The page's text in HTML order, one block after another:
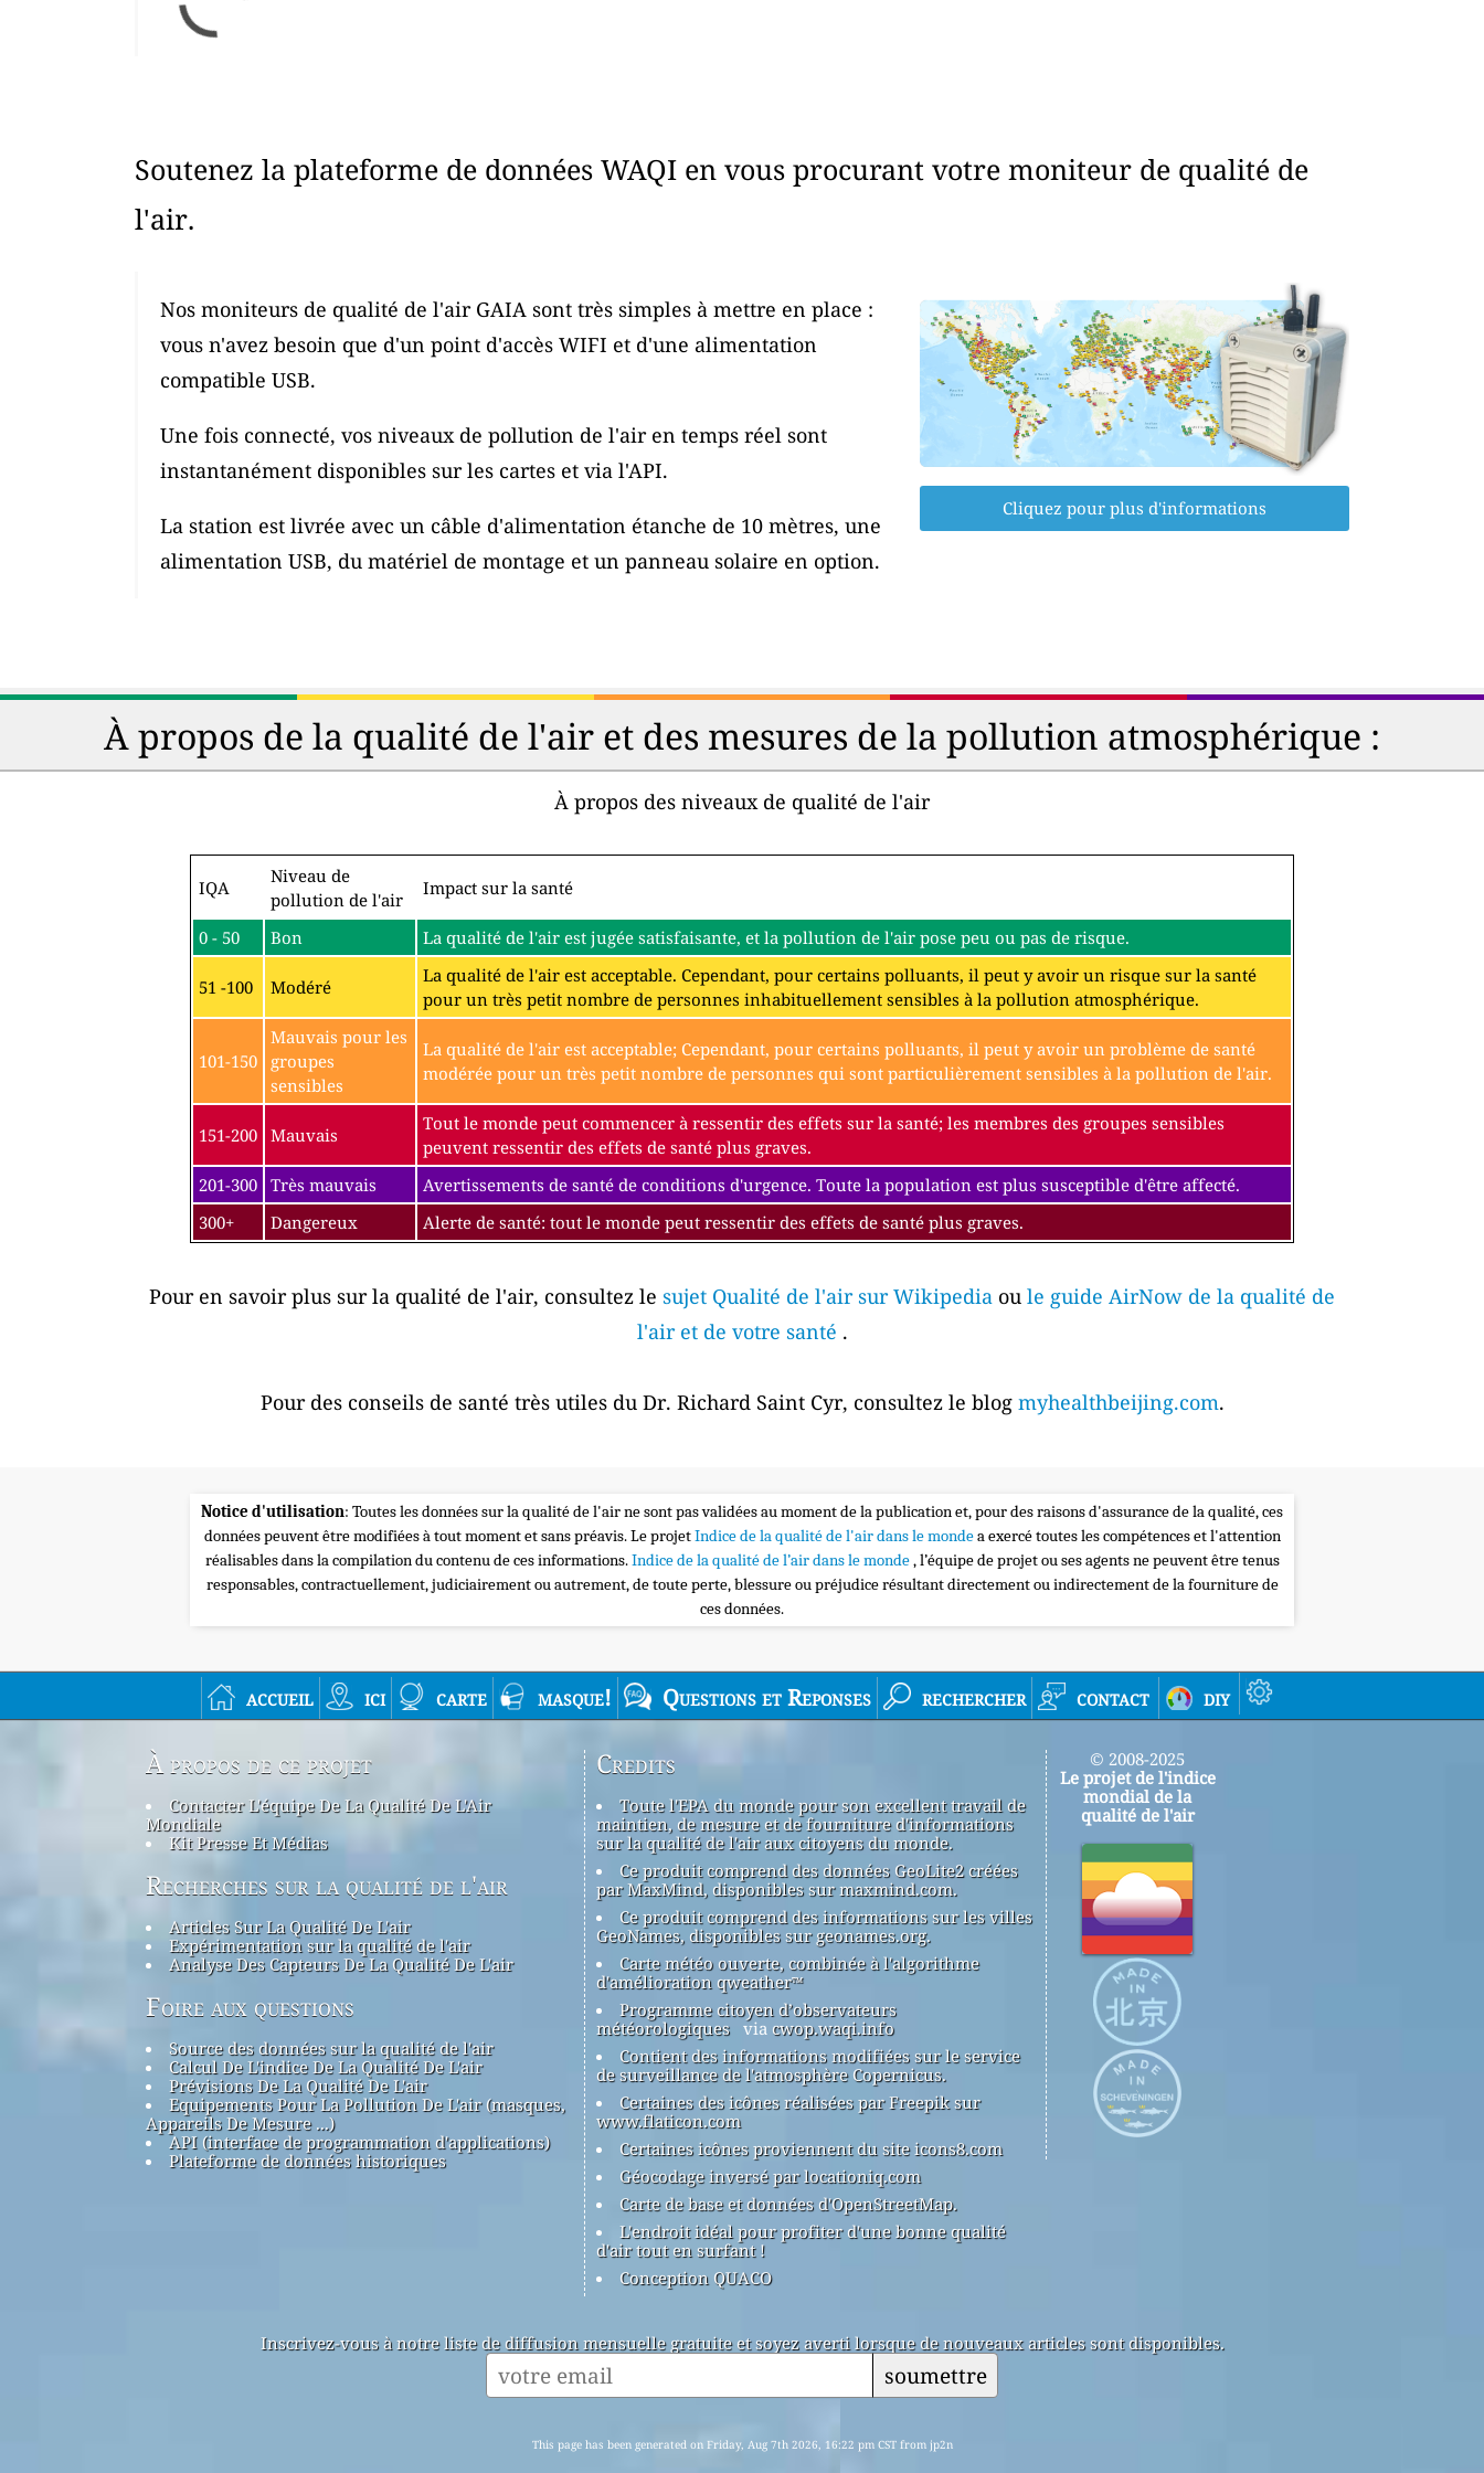
Soutenez la plateforme de données WAQI en vous procurant votre moniteur de qualité de
l'air.
Nos moniteurs de qualité de l'air GAIA sont très simples à mettre en place :
vous n'avez besoin que d'un point d'accès WIFI et d'une alimentation
compatible USB.
Une fois connecté, vos niveaux de pollution de l'air en temps réel sont
instantanément disponibles sur les cartes et via l'API.
La station est livrée avec un câble d'alimentation étanche de 10 mètres, une
alimentation USB, du matériel de montage et un panneau solaire en option.
Cliquez pour plus d'informations
À propos de la qualité de l'air et des mesures de la pollution atmosphérique :
À propos des niveaux de qualité de l'air
IQA
Niveau de
pollution de l'air
Impact sur la santé
0 - 50 Bon La qualité de l'air est jugée satisfaisante, et la pollution de l'air pose peu ou pas de risque.
51 -100 Modéré
La qualité de l'air est acceptable. Cependant, pour certains polluants, il peut y avoir un risque sur la santé
pour un très petit nombre de personnes inhabituellement sensibles à la pollution atmosphérique.
101-150
Mauvais pour les
groupes
sensibles
La qualité de l'air est acceptable; Cependant, pour certains polluants, il peut y avoir un problème de santé
modérée pour un très petit nombre de personnes qui sont particulièrement sensibles à la pollution de l'air.
151-200 Mauvais
Tout le monde peut commencer à ressentir des effets sur la santé; les membres des groupes sensibles
peuvent ressentir des effets de santé plus graves.
201-300 Très mauvais
Avertissements de santé de conditions d'urgence. Toute la population est plus susceptible d'être affecté.
300+
Dangereux Alerte de santé: tout le monde peut ressentir des effets de santé plus graves.
Pour en savoir plus sur la qualité de l'air, consultez le sujet Qualité de l'air sur Wikipedia ou le guide AirNow de la qualité de
l'air et de votre santé .
Pour des conseils de santé très utiles du Dr. Richard Saint Cyr, consultez le blog myhealthbeijing.com.
Notice d'utilisation: Toutes les données sur la qualité de l'air ne sont pas validées au moment de la publication et, pour des raisons d'assurance de la qualité, ces
données peuvent être modifiées à tout moment et sans préavis. Le projetIndice de la qualité de l'air dans le mondea exercé toutes les compétences et l'attention
réalisables dans la compilation du contenu de ces informations.Indice de la qualité de l’air dans le monde, l’équipe de projet ou ses agents ne peuvent être tenus
responsables, contractuellement, judiciairement ou autrement, de toute perte, blessure ou préjudice résultant directement ou indirectement de la fourniture de
ces données.
accueil ici carte masque! Questions et Reponses rechercher contact diy
À propos de ce projet
Contacter L'équipe De La Qualité De L'Air
Mondiale
Kit Presse Et Médias
Recherches sur la qualité de l'air
Articles Sur La Qualité De L'air
Expérimentation sur la qualité de l'air
Analyse Des Capteurs De La Qualité De L'air
Foire aux questions
Source des données sur la qualité de l'air
Calcul De L'indice De La Qualité De L'air
Prévisions De La Qualité De L'air
Equipements Pour La Pollution De L'air (masques,
Appareils De Mesure ...)
API (interface de programmation d'applications)
Plateforme de données historiques
Credits
Toute l'EPA du monde pour son excellent travail de
maintien, de mesure et de fourniture d'informations
sur la qualité de l'air aux citoyens du monde.
Ce produit comprend des données GeoLite2 créées
par MaxMind, disponibles sur maxmind.com.
Ce produit comprend des informations sur les villes
GeoNames, disponibles sur geonames.org.
Carte météo ouverte, combinée à l'algorithme
d'amélioration qweather™
Programme citoyen d’observateurs
météorologiques via cwop.waqi.info
Contient des informations modifiées sur le service
de surveillance de l'atmosphère Copernicus.
Certaines des icônes réalisées par Freepik sur
www.flaticon.com
Certaines icônes proviennent du site icons8.com
Géocodage inversé par locationiq.com
Carte de base et données d'OpenStreetMap.
L'endroit idéal pour profiter d'une bonne qualité
d'air tout en surfant !
Conception QUACO
© 2008-2025
Le projet de l'indice
mondial de la
qualité de l'air
Inscrivez-vous à notre liste de diffusion mensuelle gratuite et soyez averti lorsque de nouveaux articles sont disponibles.
soumettre
This page has been generated on Friday, Aug 7th 2026, 16:22 pm CST from jp2n